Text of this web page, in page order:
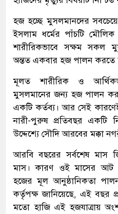
হজ হচ্ছে মুসলমানদের
ইসলাম ধর্মের পাঁচটি
শারীরিকভাবে সক্ষম সকল
অন্তত একবার হজ পালন করতে
মূলত শারীরিক ও
মুসলমানের জন্য হজ পালন
একটি কর্তব্য। আর সেই
নারী-পুরুষ প্রতিবছর একটি
উদ্দেশ্যে সৌদি আরবের মক্কা
আরবি বছরের সর্বশেষ মাস
মাস। কারণ ওই মাসের আট
হজের মূল আনুষ্ঠানিকতা
কর্তৃপক্ষ জানিয়েছে, এই বছর
মতো হাজি এই হজযাত্রায়